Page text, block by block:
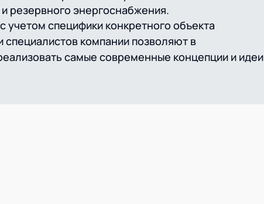
резервного энергоснабжения.
учетом специфики конкретного объекта
специалистов компании позволяют в
самые современные концепции и идеи